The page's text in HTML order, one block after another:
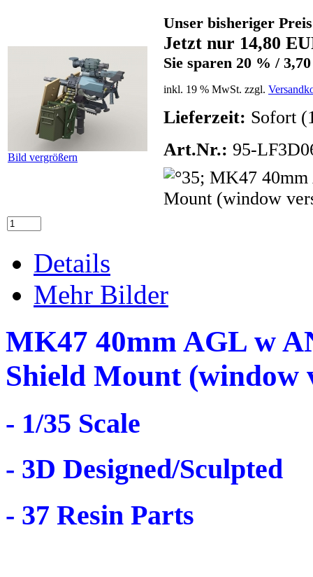
Bild vergrößern
Unser bisheriger
Jetzt nur 14,80
Sie sparen 20 % /
inkl. 19 % MwSt. zzgl.
Lieferzeit: Sofort
Art.Nr.: 95-
Details
Mehr Bilder
MK47 40mm AGL w
Shield Mount (window
- 1/35 Scale
- 3D Designed/Sculpted
- 37 Resin Parts